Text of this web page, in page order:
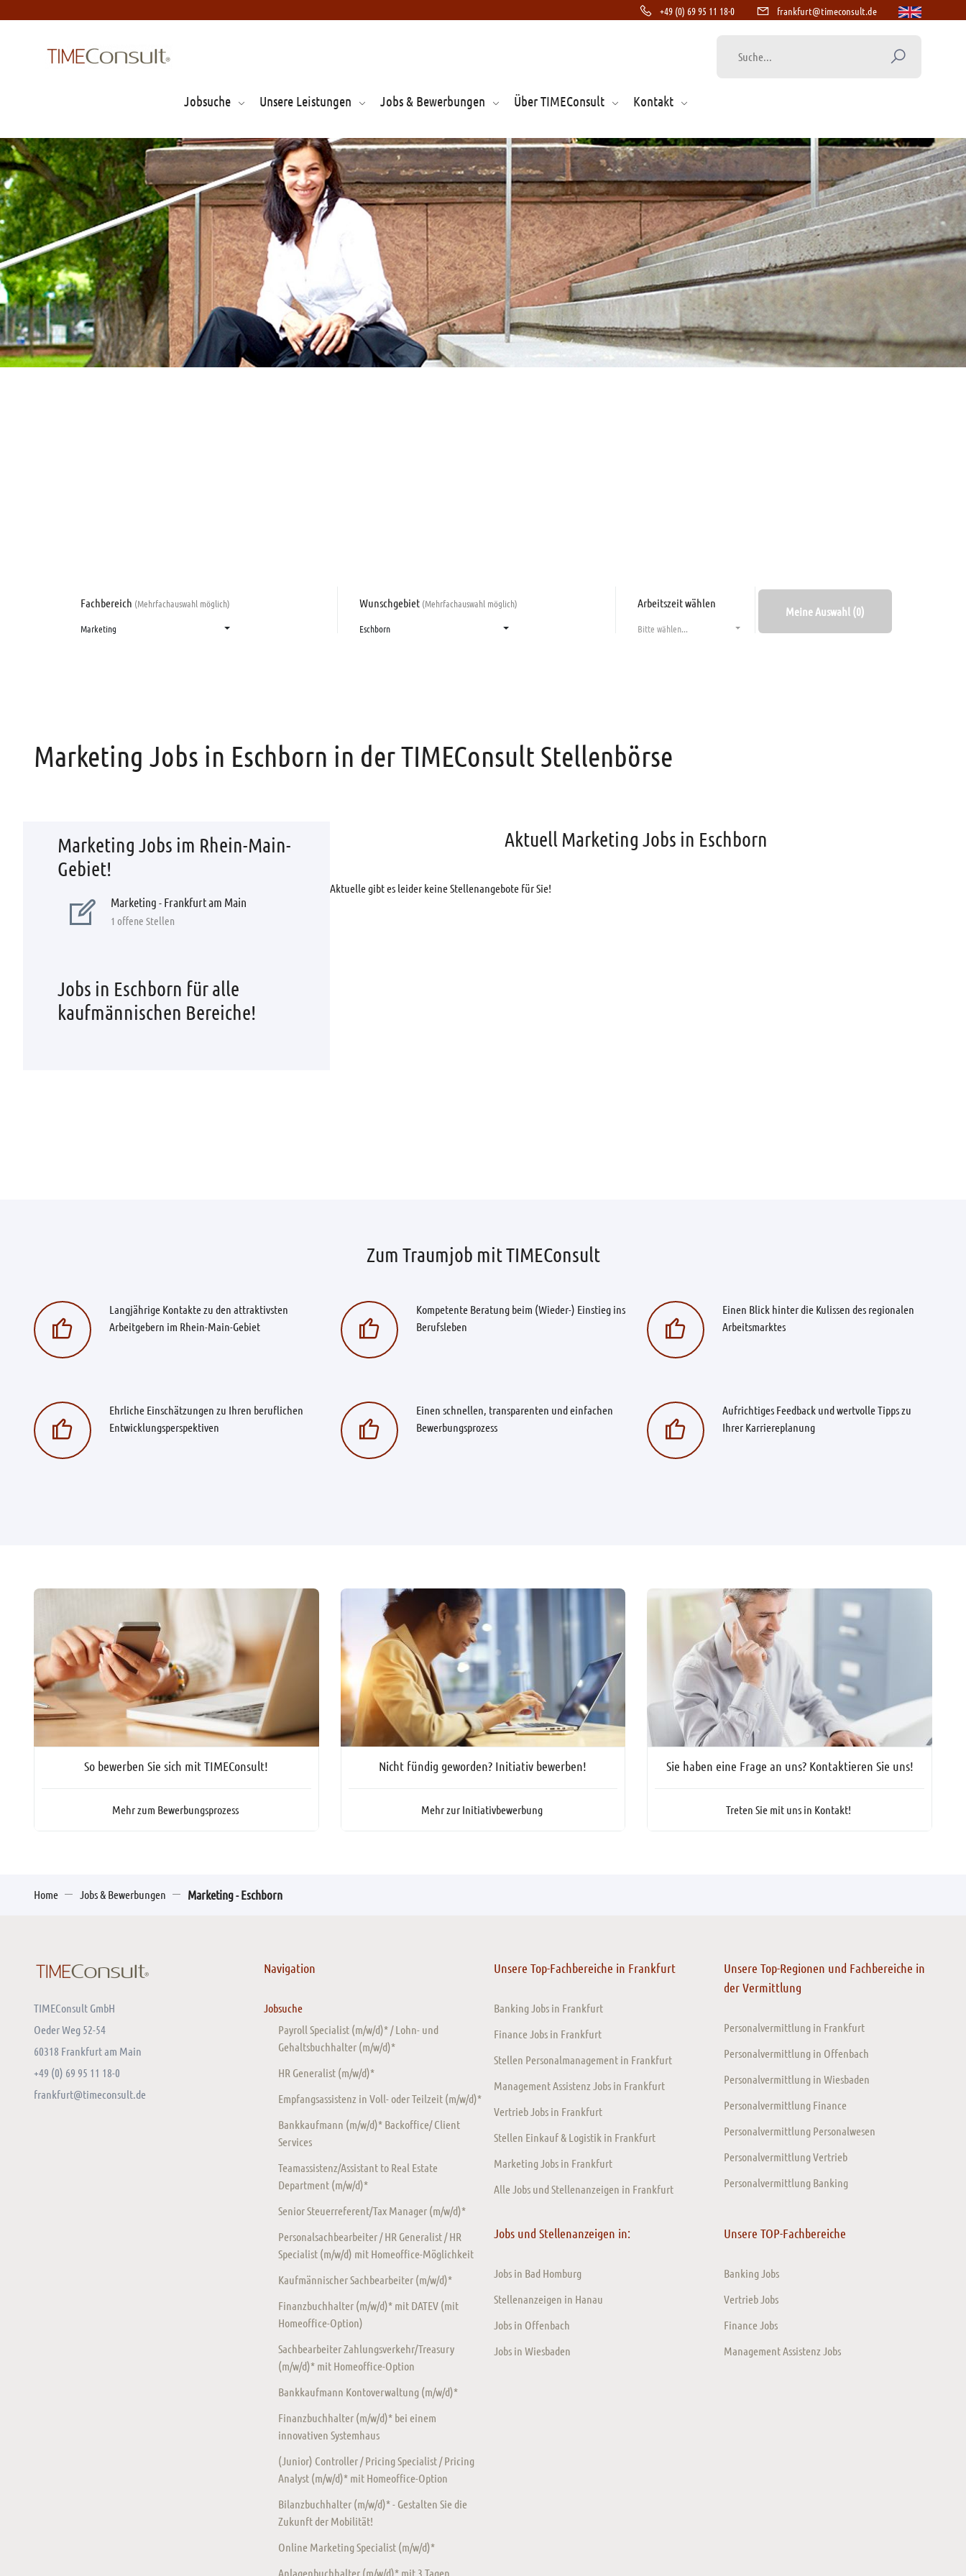
+49 (0) 69 95 11 18-0 frankfurt@timeconsult.de
Jobsuche Unsere Leistungen Jobs & Bewerbungen Über TIMEConsult Kontakt
Fachbereich (Mehrfachauswahl möglich)
Marketing
Wunschgebiet (Mehrfachauswahl möglich)
Eschborn
Arbeitszeit wählen
Bitte wählen...
Meine Auswahl (0)
Marketing Jobs in Eschborn in der TIMEConsult Stellenbörse
Marketing Jobs im Rhein-Main-
Gebiet!
Marketing - Frankfurt am Main
1 offene Stellen
Jobs in Eschborn für alle
kaufmännischen Bereiche!
Aktuell Marketing Jobs in Eschborn
Aktuelle gibt es leider keine Stellenangebote für Sie!
Zum Traumjob mit TIMEConsult
Langjährige Kontakte zu den attraktivsten
Arbeitgebern im Rhein-Main-Gebiet
Kompetente Beratung beim (Wieder-) Einstieg ins
Berufsleben
Einen Blick hinter die Kulissen des regionalen
Arbeitsmarktes
Ehrliche Einschätzungen zu Ihren beruflichen
Entwicklungsperspektiven
Einen schnellen, transparenten und einfachen
Bewerbungsprozess
Aufrichtiges Feedback und wertvolle Tipps zu
Ihrer Karriereplanung
So bewerben Sie sich mit TIMEConsult!
Mehr zum Bewerbungsprozess
Nicht fündig geworden? Initiativ bewerben!
Mehr zur Initiativbewerbung
Sie haben eine Frage an uns? Kontaktieren Sie uns!
Treten Sie mit uns in Kontakt!
Home Jobs & Bewerbungen Marketing - Eschborn
TIMEConsult GmbH
Oeder Weg 52-54
60318 Frankfurt am Main
+49 (0) 69 95 11 18-0
frankfurt@timeconsult.de
Navigation
Jobsuche
Payroll Specialist (m/w/d)* / Lohn- und
Gehaltsbuchhalter (m/w/d)*
HR Generalist (m/w/d)*
Empfangsassistenz in Voll- oder Teilzeit (m/w/d)*
Bankkaufmann (m/w/d)* Backoffice/ Client
Services
Teamassistenz/Assistant to Real Estate
Department (m/w/d)*
Senior Steuerreferent/Tax Manager (m/w/d)*
Personalsachbearbeiter / HR Generalist / HR
Specialist (m/w/d) mit Homeoffice-Möglichkeit
Kaufmännischer Sachbearbeiter (m/w/d)*
Finanzbuchhalter (m/w/d)* mit DATEV (mit
Homeoffice-Option)
Sachbearbeiter Zahlungsverkehr/Treasury
(m/w/d)* mit Homeoffice-Option
Bankkaufmann Kontoverwaltung (m/w/d)*
Finanzbuchhalter (m/w/d)* bei einem
innovativen Systemhaus
(Junior) Controller / Pricing Specialist / Pricing
Analyst (m/w/d)* mit Homeoffice-Option
Bilanzbuchhalter (m/w/d)* - Gestalten Sie die
Zukunft der Mobilität!
Online Marketing Specialist (m/w/d)*
Anlagenbuchhalter (m/w/d)* mit 3 Tagen
Unsere Top-Fachbereiche in Frankfurt
Banking Jobs in Frankfurt
Finance Jobs in Frankfurt
Stellen Personalmanagement in Frankfurt
Management Assistenz Jobs in Frankfurt
Vertrieb Jobs in Frankfurt
Stellen Einkauf & Logistik in Frankfurt
Marketing Jobs in Frankfurt
Alle Jobs und Stellenanzeigen in Frankfurt
Unsere Top-Regionen und Fachbereiche in
der Vermittlung
Personalvermittlung in Frankfurt
Personalvermittlung in Offenbach
Personalvermittlung in Wiesbaden
Personalvermittlung Finance
Personalvermittlung Personalwesen
Personalvermittlung Vertrieb
Personalvermittlung Banking
Jobs und Stellenanzeigen in:
Jobs in Bad Homburg
Stellenanzeigen in Hanau
Jobs in Offenbach
Jobs in Wiesbaden
Unsere TOP-Fachbereiche
Banking Jobs
Vertrieb Jobs
Finance Jobs
Management Assistenz Jobs